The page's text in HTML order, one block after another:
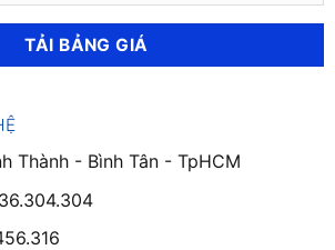
Thành - Bình Tân - TpHCM